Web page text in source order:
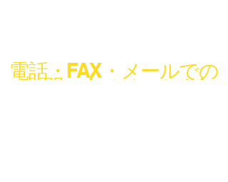
電話・FAX・メールでの
お問い合せはこちら!